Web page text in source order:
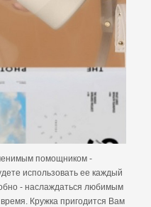
помощником -
использовать ее каждый
- наслаждаться любимым
Кружка пригодится Вам